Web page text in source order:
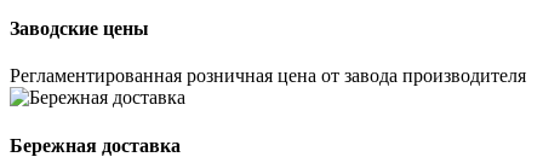
Заводские цены
Регламентированная розничная цена от завода производителя
Бережная доставка